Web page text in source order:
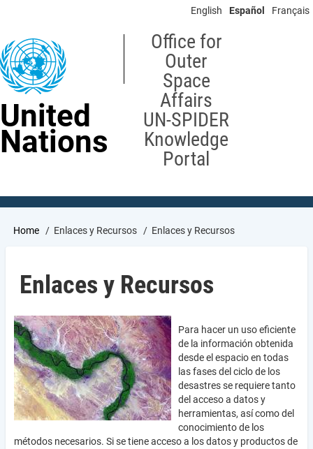
content
English Español Français
United
Nations
Office for
Outer
Space
Affairs
UN-SPIDER
Knowledge
Portal
Breadcrumb
Home Enlaces y Recursos Enlaces y Recursos
Enlaces y Recursos
Para hacer un uso eficiente
de la información obtenida
desde el espacio en todas
las fases del ciclo de los
desastres se requiere tanto
del acceso a datos y
herramientas, así como del
conocimiento de los
métodos necesarios. Si se tiene acceso a los datos y productos de